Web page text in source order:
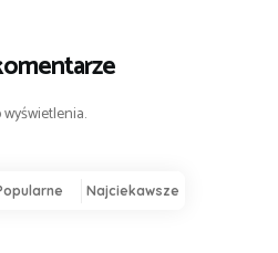
Najciekawsze